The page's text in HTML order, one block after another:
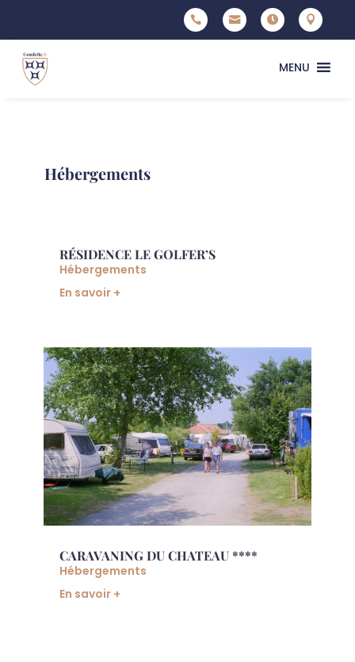




MENU
Hébergements
RÉSIDENCE LE GOLFER’S
Hébergements
En savoir +
CARAVANING DU CHATEAU ****
Hébergements
En savoir +